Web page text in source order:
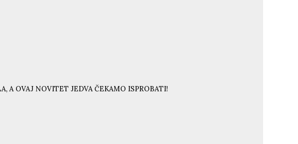
A OVAJ NOVITET JEDVA ČEKAMO ISPROBATI!